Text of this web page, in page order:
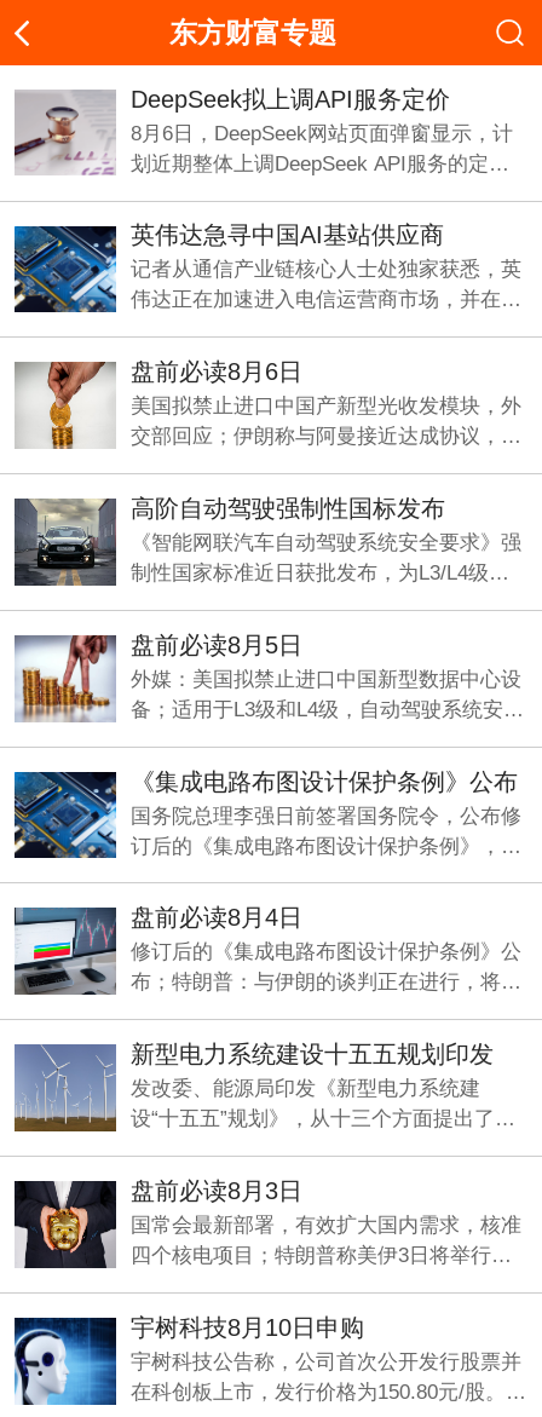
东方财富专题
DeepSeek拟上调API服务定价
8月6日，DeepSeek网站页面弹窗显示，计
划近期整体上调DeepSeek API服务的定
英伟达急寻中国AI基站供应商
记者从通信产业链核心人士处独家获悉，英
伟达正在加速进入电信运营商市场，并在中
要求的6G基站。
盘前必读8月6日
美国拟禁止进口中国产新型光收发模块，外
交部回应；伊朗称与阿曼接近达成协议，海
小企业发展规划》即将发布。
高阶自动驾驶强制性国标发布
《智能网联汽车自动驾驶系统安全要求》强
制性国家标准近日获批发布，为L3/L4级量
元年加速兑现。
盘前必读8月5日
外媒：美国拟禁止进口中国新型数据中心设
备；适用于L3级和L4级，自动驾驶系统安全
断式逆回购操作。
《集成电路布图设计保护条例》公布
国务院总理李强日前签署国务院令，公布修
订后的《集成电路布图设计保护条例》，自
盘前必读8月4日
修订后的《集成电路布图设计保护条例》公
布；特朗普：与伊朗的谈判正在进行，将分
设“十五五”规划》。
新型电力系统建设十五五规划印发
发改委、能源局印发《新型电力系统建
设“十五五”规划》，从十三个方面提出了一
效的新型电力系统。
盘前必读8月3日
国常会最新部署，有效扩大国内需求，核准
四个核电项目；特朗普称美伊3日将举行谈
策工具的作用。
宇树科技8月10日申购
宇树科技公告称，公司首次公开发行股票并
在科创板上市，发行价格为150.80元/股。本